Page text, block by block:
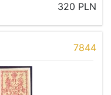
320 PLN
7844